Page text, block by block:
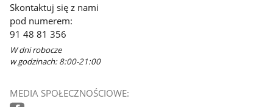
Skontaktuj się z nami
pod numerem:
91 48 81 356
W dni robocze
w godzinach: 8:00-21:00
MEDIA SPOŁECZNOŚCIOWE: